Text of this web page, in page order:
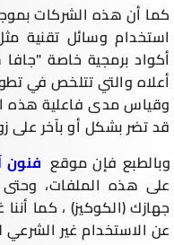
كما أن هذه الشركات
استخدام وسائل تقنية
أكواد برمجية خاصة
أعلاه والتي تتلخص في
وقياس مدى فاعلية هذه
قد تضر بشكل أو بآخر على
وبالطبع فإن موقع فنون
على هذه الملفات،
جهازك (الكوكيز) ، كما
عن الاستخدام غير